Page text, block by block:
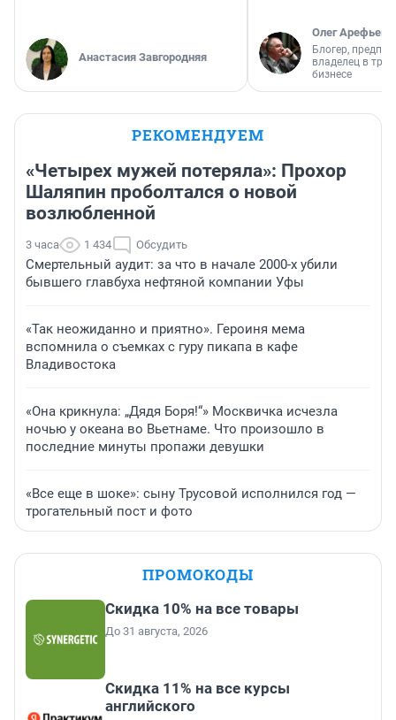
Анастасия Завгородняя
Олег Арефьев
Блогер,
владелец в
бизнесе
РЕКОМЕНДУЕМ
«Четырех мужей потеряла»: Прохор
Шаляпин проболтался о новой
возлюбленной
3 часа 1 434 Обсудить
Смертельный аудит: за что в начале 2000-х убили
бывшего главбуха нефтяной компании Уфы
«Так неожиданно и приятно». Героиня мема
вспомнила о съемках с гуру пикапа в кафе
Владивостока
«Она крикнула: „Дядя Боря!“» Москвичка исчезла
ночью у океана во Вьетнаме. Что произошло в
последние минуты пропажи девушки
«Все еще в шоке»: сыну Трусовой исполнился год —
трогательный пост и фото
ПРОМОКОДЫ
Скидка 10% на все товары
До 31 августа, 2026
Скидка 11% на все курсы
английского